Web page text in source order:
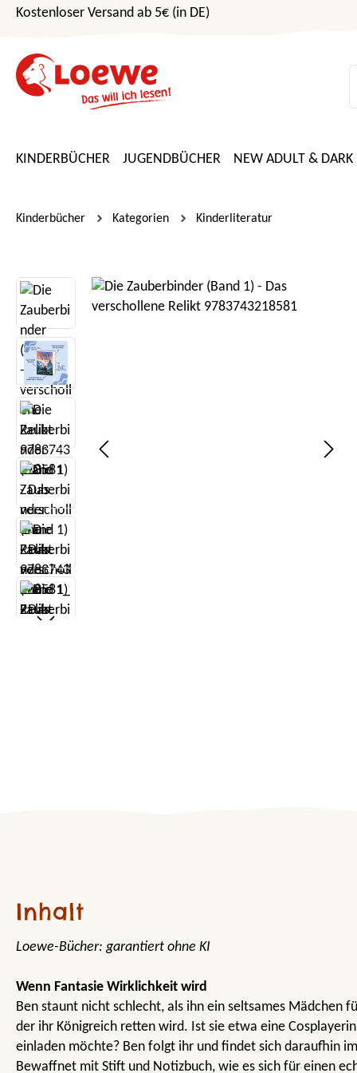
Hauptinhalt springen
Zur Suche springen
Zur Hauptnavigation springen
Kostenloser Versand ab 5€ (in DE)
KINDERBÜCHER JUGENDBÜCHER NEW ADULT & DARK
Kinderbücher Kategorien Kinderliteratur
Bildergalerie überspringen
Inhalt
Loewe-Bücher: garantiert ohne KI
Wenn Fantasie Wirklichkeit wird
Ben staunt nicht schlecht, als ihn ein seltsames Mädchen
der ihr Königreich retten wird. Ist sie etwa eine
einladen möchte? Ben folgt ihr und findet sich daraufhin
Bewaffnet mit Stift und Notizbuch, wie es sich für einen